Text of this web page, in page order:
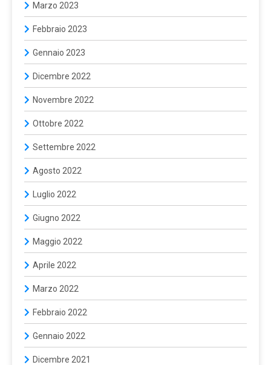
Marzo 2023
Febbraio 2023
Gennaio 2023
Dicembre 2022
Novembre 2022
Ottobre 2022
Settembre 2022
Agosto 2022
Luglio 2022
Giugno 2022
Maggio 2022
Aprile 2022
Marzo 2022
Febbraio 2022
Gennaio 2022
Dicembre 2021